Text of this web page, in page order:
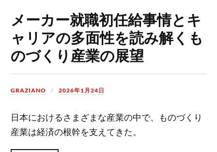
メーカー就職初任給事情とキ
ャリアの多面性を読み解くも
のづくり産業の展望
GRAZIANO 2026年1月24日
日本におけるさまざまな産業の中で、ものづくり
産業は経済の根幹を支えてきた。